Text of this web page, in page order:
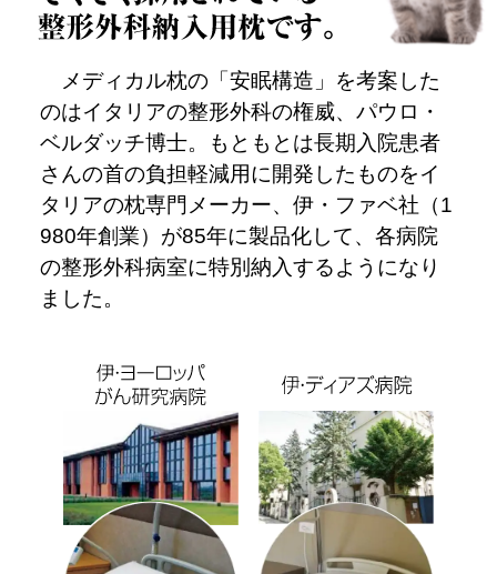
メディカル枕の「安眠構造」を考案した
のはイタリアの整形外科の権威、パウロ・
ベルダッチ博士。もともとは長期入院患者
さんの首の負担軽減用に開発したものをイ
タリアの枕専門メーカー、伊・ファベ社（1
980年創業）が85年に製品化して、各病院
の整形外科病室に特別納入するようになり
ました。